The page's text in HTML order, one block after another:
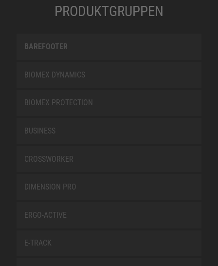
PRODUKTGRUPPEN
BAREFOOTER
BIOMEX DYNAMICS
BIOMEX PROTECTION
BUSINESS
CROSSWORKER
DIMENSION PRO
ERGO-ACTIVE
E-TRACK